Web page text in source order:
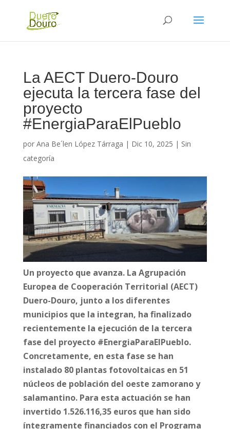
La AECT Duero-Douro
ejecuta la tercera fase del
proyecto
#EnergiaParaElPueblo
por Ana Be´len López Tárraga | Dic 10, 2025 | Sin
categoría
Un proyecto que avanza. La Agrupación
Europea de Cooperación Territorial (AECT)
Duero-Douro, junto a los diferentes
municipios que la integran, ha finalizado
recientemente la ejecución de la tercera
fase del proyecto #EnergiaParaElPueblo.
Concretamente, en esta fase se han
instalado 80 plantas fotovoltaicas en 51
núcleos de población del oeste zamorano y
salamantino. Para esta actuación se han
invertido 1.526.116,35 euros que han sido
íntegramente financiados con el Programa